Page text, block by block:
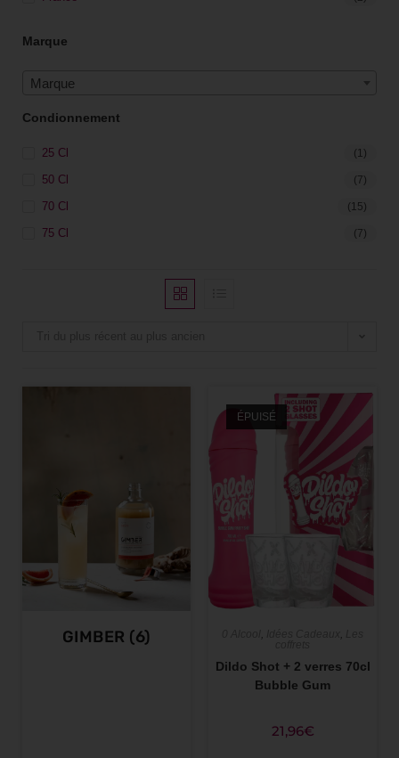
Marque
Marque
Condionnement
25 Cl (1)
50 Cl (7)
70 Cl (15)
75 Cl (7)
GIMBER (6)
ÉPUISÉ
, ,
Dildo Shot + 2 verres 70cl
Bubble Gum
21,96€